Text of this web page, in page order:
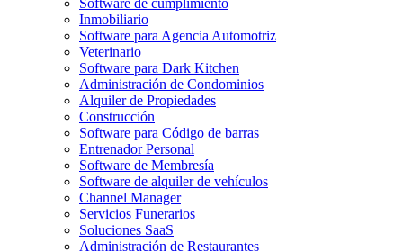
Inmobiliario
Software para Agencia Automotriz
Veterinario
Software para Dark Kitchen
Administración de Condominios
Alquiler de Propiedades
Construcción
Software para Código de barras
Entrenador Personal
Software de Membresía
Software de alquiler de vehículos
Channel Manager
Servicios Funerarios
Soluciones SaaS
Administración de Restaurantes